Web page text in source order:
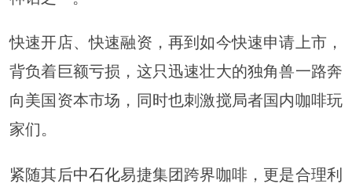
快速开店、快速融资，再到如今快速申请上市，
背负着巨额亏损，这只迅速壮大的独角兽一路奔
向美国资本市场，同时也刺激搅局者国内咖啡玩
家们。
紧随其后中石化易捷集团跨界咖啡，更是合理利